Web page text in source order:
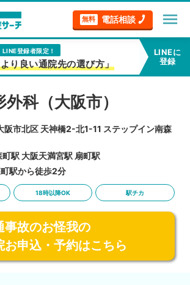
無料 電話相談 menu
LINE登録者限定！
り良い通院先の選び方」
LINEに
登録
科（大阪市）
阪市北区 天神橋2-北1-11 ステップイン南森
町駅 大阪天満宮駅 扇町駅
駅から徒歩2分
18時以降OK 駅チカ
事故のお怪我の
お申込・予約はこちら